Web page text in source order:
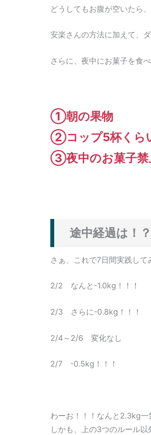
どうしてもお腹が空いたら
安楽さんの方法に加えて、
さらに、夜中にお菓子を食
①朝の果物
②コップ5杯くら
③夜中のお菓子禁
途中経過は！？
さぁ、これで7日間実践し
2/2 なんと-1.0kg！！！
2/3 さらに-0.8kg！！！
2/4～2/6 変化なし
2/7 -0.5kg！！！
わーお！！！なんと2.3kg一
しかも、上の3つのルール